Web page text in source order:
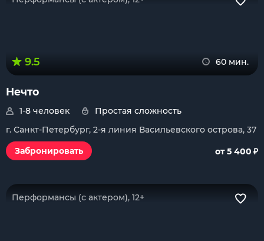
9.5 60 мин.
Нечто
1-8 человек
Простая сложность
г. Санкт-Петербург, 2-я линия Васильевского острова, 37
Забронировать
от 5 400 ₽
Перформансы (с актером), 12+